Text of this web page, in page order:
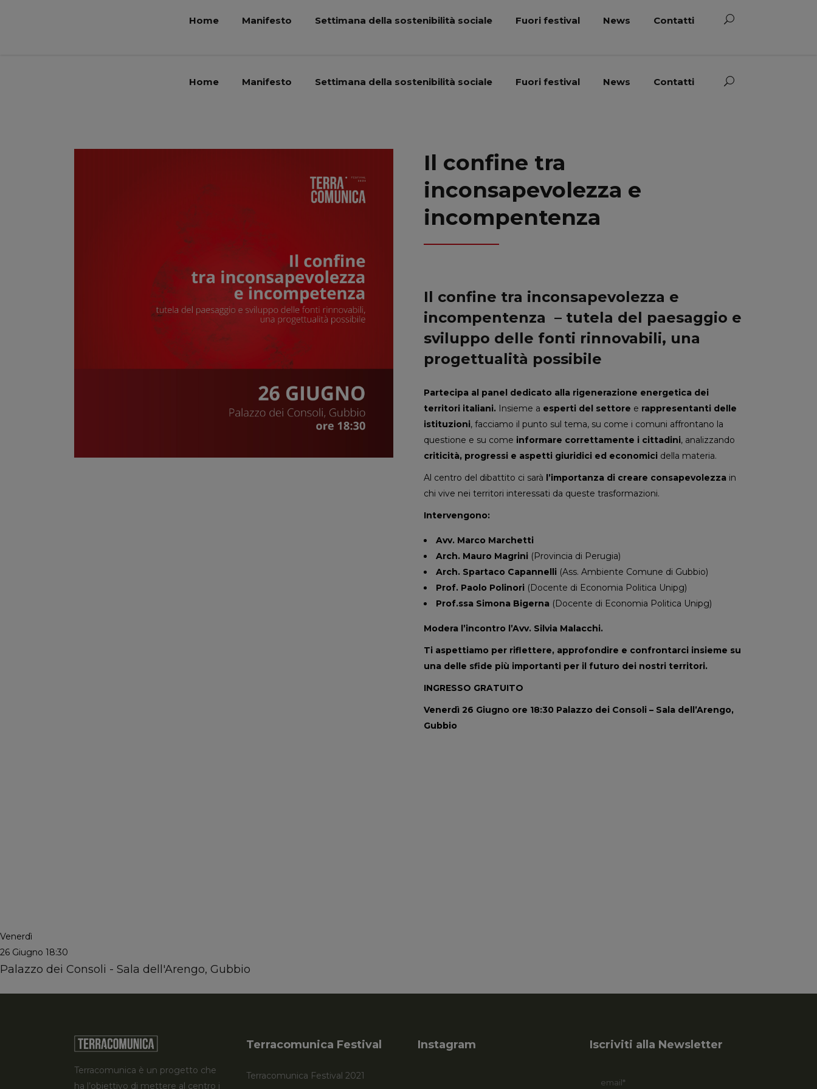
Home Manifesto Settimana della sostenibilità sociale Fuori festival News Contatti
Home Manifesto Settimana della sostenibilità sociale Fuori festival News Contatti
Il confine tra
inconsapevolezza e
incompentenza
Il confine tra inconsapevolezza e
incompentenza – tutela del paesaggio e
sviluppo delle fonti rinnovabili, una
progettualità possibile
Partecipa al panel dedicato alla rigenerazione energetica dei
territori italiani. Insieme a esperti del settore e rappresentanti delle
istituzioni, facciamo il punto sul tema, su come i comuni affrontano la
questione e su come informare correttamente i cittadini, analizzando
criticità, progressi e aspetti giuridici ed economici della materia.
Al centro del dibattito ci sarà l’importanza di creare consapevolezza in
chi vive nei territori interessati da queste trasformazioni.
Intervengono:
Avv. Marco Marchetti
Arch. Mauro Magrini (Provincia di Perugia)
Arch. Spartaco Capannelli (Ass. Ambiente Comune di Gubbio)
Prof. Paolo Polinori (Docente di Economia Politica Unipg)
Prof.ssa Simona Bigerna (Docente di Economia Politica Unipg)
Modera l’incontro l’Avv. Silvia Malacchi.
Ti aspettiamo per riflettere, approfondire e confrontarci insieme su
una delle sfide più importanti per il futuro dei nostri territori.
INGRESSO GRATUITO
Venerdì 26 Giugno ore 18:30 Palazzo dei Consoli – Sala dell’Arengo,
Gubbio
Venerdì
26 Giugno 18:30
Palazzo dei Consoli - Sala dell'Arengo, Gubbio
Terracomunica è un progetto che
ha l’obiettivo di mettere al centro i
Terracomunica Festival
Terracomunica Festival 2021
Instagram Iscriviti alla Newsletter